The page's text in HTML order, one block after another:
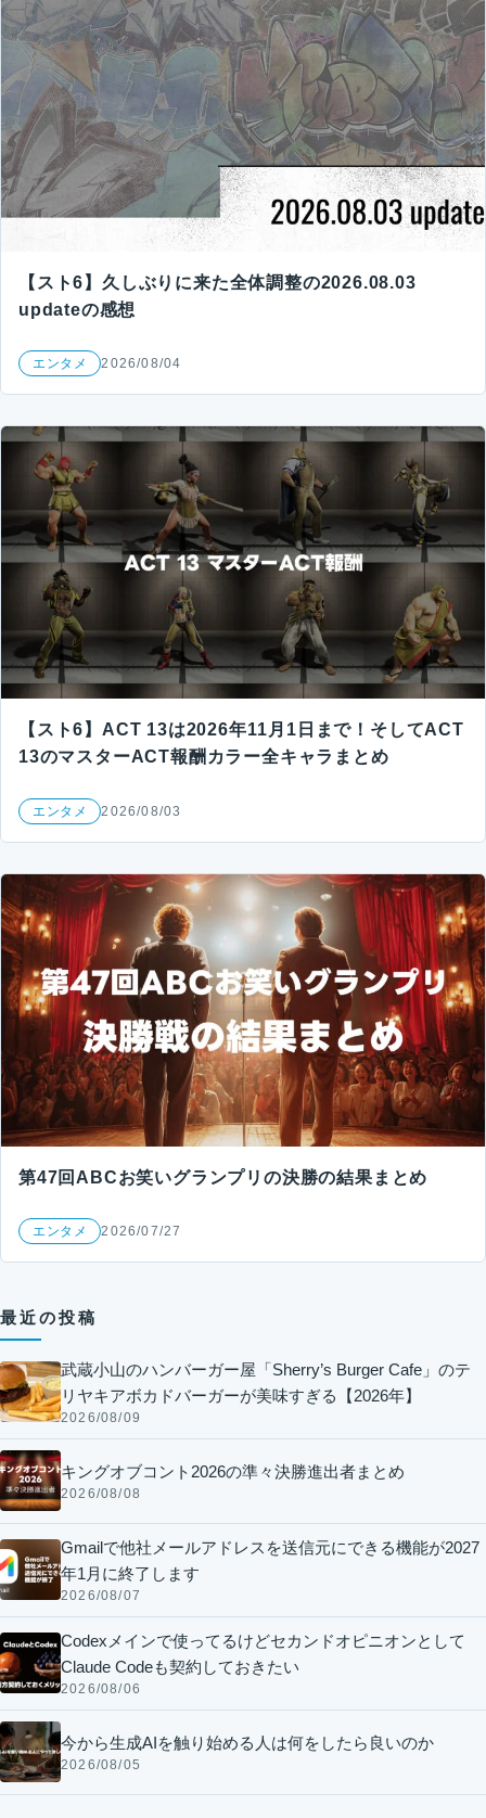
【スト6】久しぶりに来た全体調整の2026.08.03
updateの感想
エンタメ 2026/08/04
【スト6】ACT 13は2026年11月1日まで！そしてACT
13のマスターACT報酬カラー全キャラまとめ
エンタメ 2026/08/03
第47回ABCお笑いグランプリの決勝の結果まとめ
エンタメ 2026/07/27
最近の投稿
武蔵小山のハンバーガー屋「Sherry’s Burger Cafe」のテ
リヤキアボカドバーガーが美味すぎる【2026年】
2026/08/09
キングオブコント2026の準々決勝進出者まとめ
2026/08/08
Gmailで他社メールアドレスを送信元にできる機能が2027
年1月に終了します
2026/08/07
Codexメインで使ってるけどセカンドオピニオンとして
Claude Codeも契約しておきたい
2026/08/06
今から生成AIを触り始める人は何をしたら良いのか
2026/08/05